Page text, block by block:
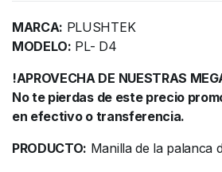
MARCA: PLUSHTEK
MODELO: PL- D4
!APROVECHA DE NUESTRAS
No te pierdas de este precio
en efectivo o transferencia.
PRODUCTO: Manilla de la palanca